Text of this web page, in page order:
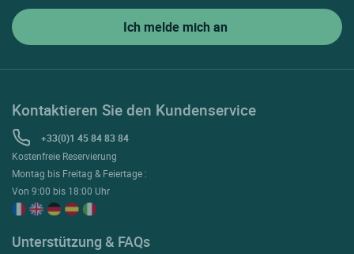
Kontaktieren Sie den Kundenservice
+33(0)1 45 84 83 84
Kostenfreie Reservierung
Montag bis Freitag & Feiertage :
Von 9:00 bis 18:00 Uhr
Unterstützung & FAQs